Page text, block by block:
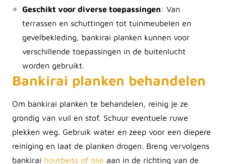
Geschikt voor diverse toepassingen: Van
terrassen en schuttingen tot tuinmeubelen en
gevelbekleding, bankirai planken kunnen voor
verschillende toepassingen in de buitenlucht
worden gebruikt.
Bankirai planken behandelen
Om bankirai planken te behandelen, reinig je ze
grondig van vuil en stof. Schuur eventuele ruwe
plekken weg. Gebruik water en zeep voor een diepere
reiniging en laat de planken drogen. Breng vervolgens
bankirai houtbeits of olie aan in de richting van de